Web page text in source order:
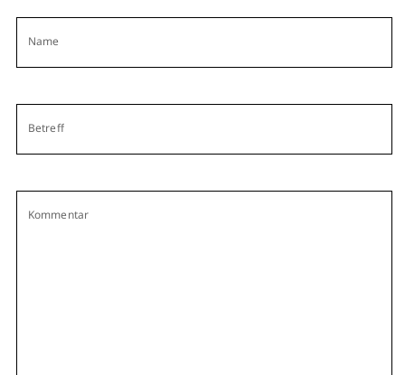
Name
Betreff
Kommentar